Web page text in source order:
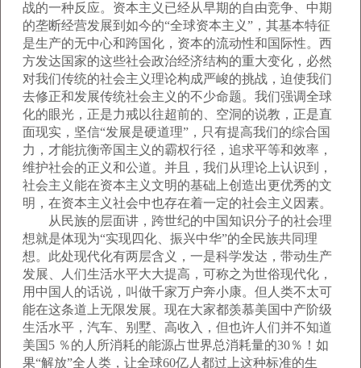
战的一种反应。资本主义已经从早期的自由竞争、中期
的垄断经营发展到如今的“全球资本主义”，其基本特征
是生产的无中心和跨国化，资本的流动性和国际性。西
方发达国家的这些社会政治经济结构的重大变化，必然
对我们传统的社会主义理论构成严峻的挑战，迫使我们
去修正和发展传统社会主义的不少命题。我们强调全球
化的眼光，正是力戒以往超前的、空洞的说教，正是直
面现实，坚信“发展是硬道理”，只有提高我们的综合国
力，才能抗衡帝国主义的霸权行径，追求平等和效率，
维护社会的正义和公道。并且，我们从理论上认识到，
社会主义能在资本主义文明的基础上创造出更优秀的文
明，在资本主义社会中也存在着一定的社会主义因素。
从民族的层面讲，跨世纪的中国知识分子的社会理
想就是体现为“实现四化、振兴中华”的全民族共同理
想。此处现代化有两层含义，一是科学发达，带动生产
发展、人们生活水平大大提高，可称之为世俗现代化，
用中国人的话说，叫做千家万户奔小康。但人类不太可
能在这条道上无限发展。现在大家都羡慕美国中产阶级
生活水平，汽车、别墅、高收入，但也许人们并不知道
美国5 ％的人所消耗的能源占世界总消耗量的30％！如
果“解放”全人类，让全球60亿人都过上这种标准的生